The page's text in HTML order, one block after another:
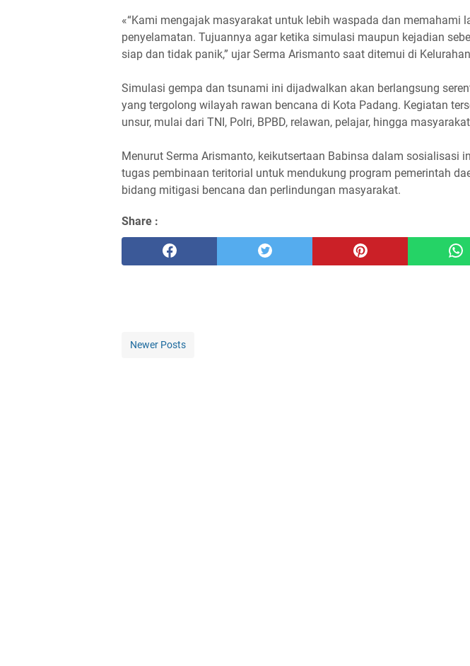
«“Kami mengajak masyarakat untuk lebih waspada dan memahami
penyelamatan. Tujuannya agar ketika simulasi maupun kejadian
siap dan tidak panik,” ujar Serma Arismanto saat ditemui di
Simulasi gempa dan tsunami ini dijadwalkan akan berlangsung
yang tergolong wilayah rawan bencana di Kota Padang. Kegiatan
unsur, mulai dari TNI, Polri, BPBD, relawan, pelajar, hingga
Menurut Serma Arismanto, keikutsertaan Babinsa dalam sosialisasi
tugas pembinaan teritorial untuk mendukung program pemerintah
bidang mitigasi bencana dan perlindungan masyarakat.
Share :
Newer Posts